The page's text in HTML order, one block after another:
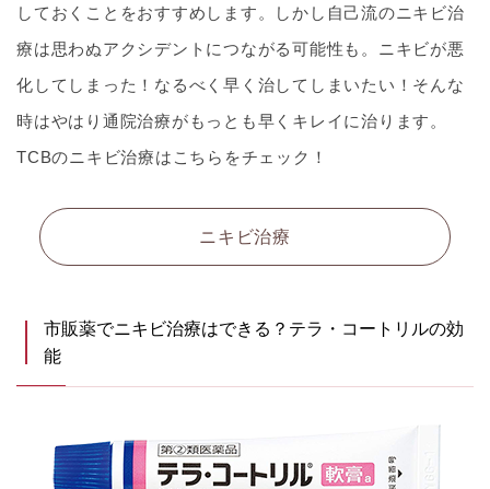
しておくことをおすすめします。しかし自己流のニキビ治
療は思わぬアクシデントにつながる可能性も。ニキビが悪
化してしまった！なるべく早く治してしまいたい！そんな
時はやはり通院治療がもっとも早くキレイに治ります。
TCBのニキビ治療はこちらをチェック！
ニキビ治療
市販薬でニキビ治療はできる？テラ・コートリルの効
能